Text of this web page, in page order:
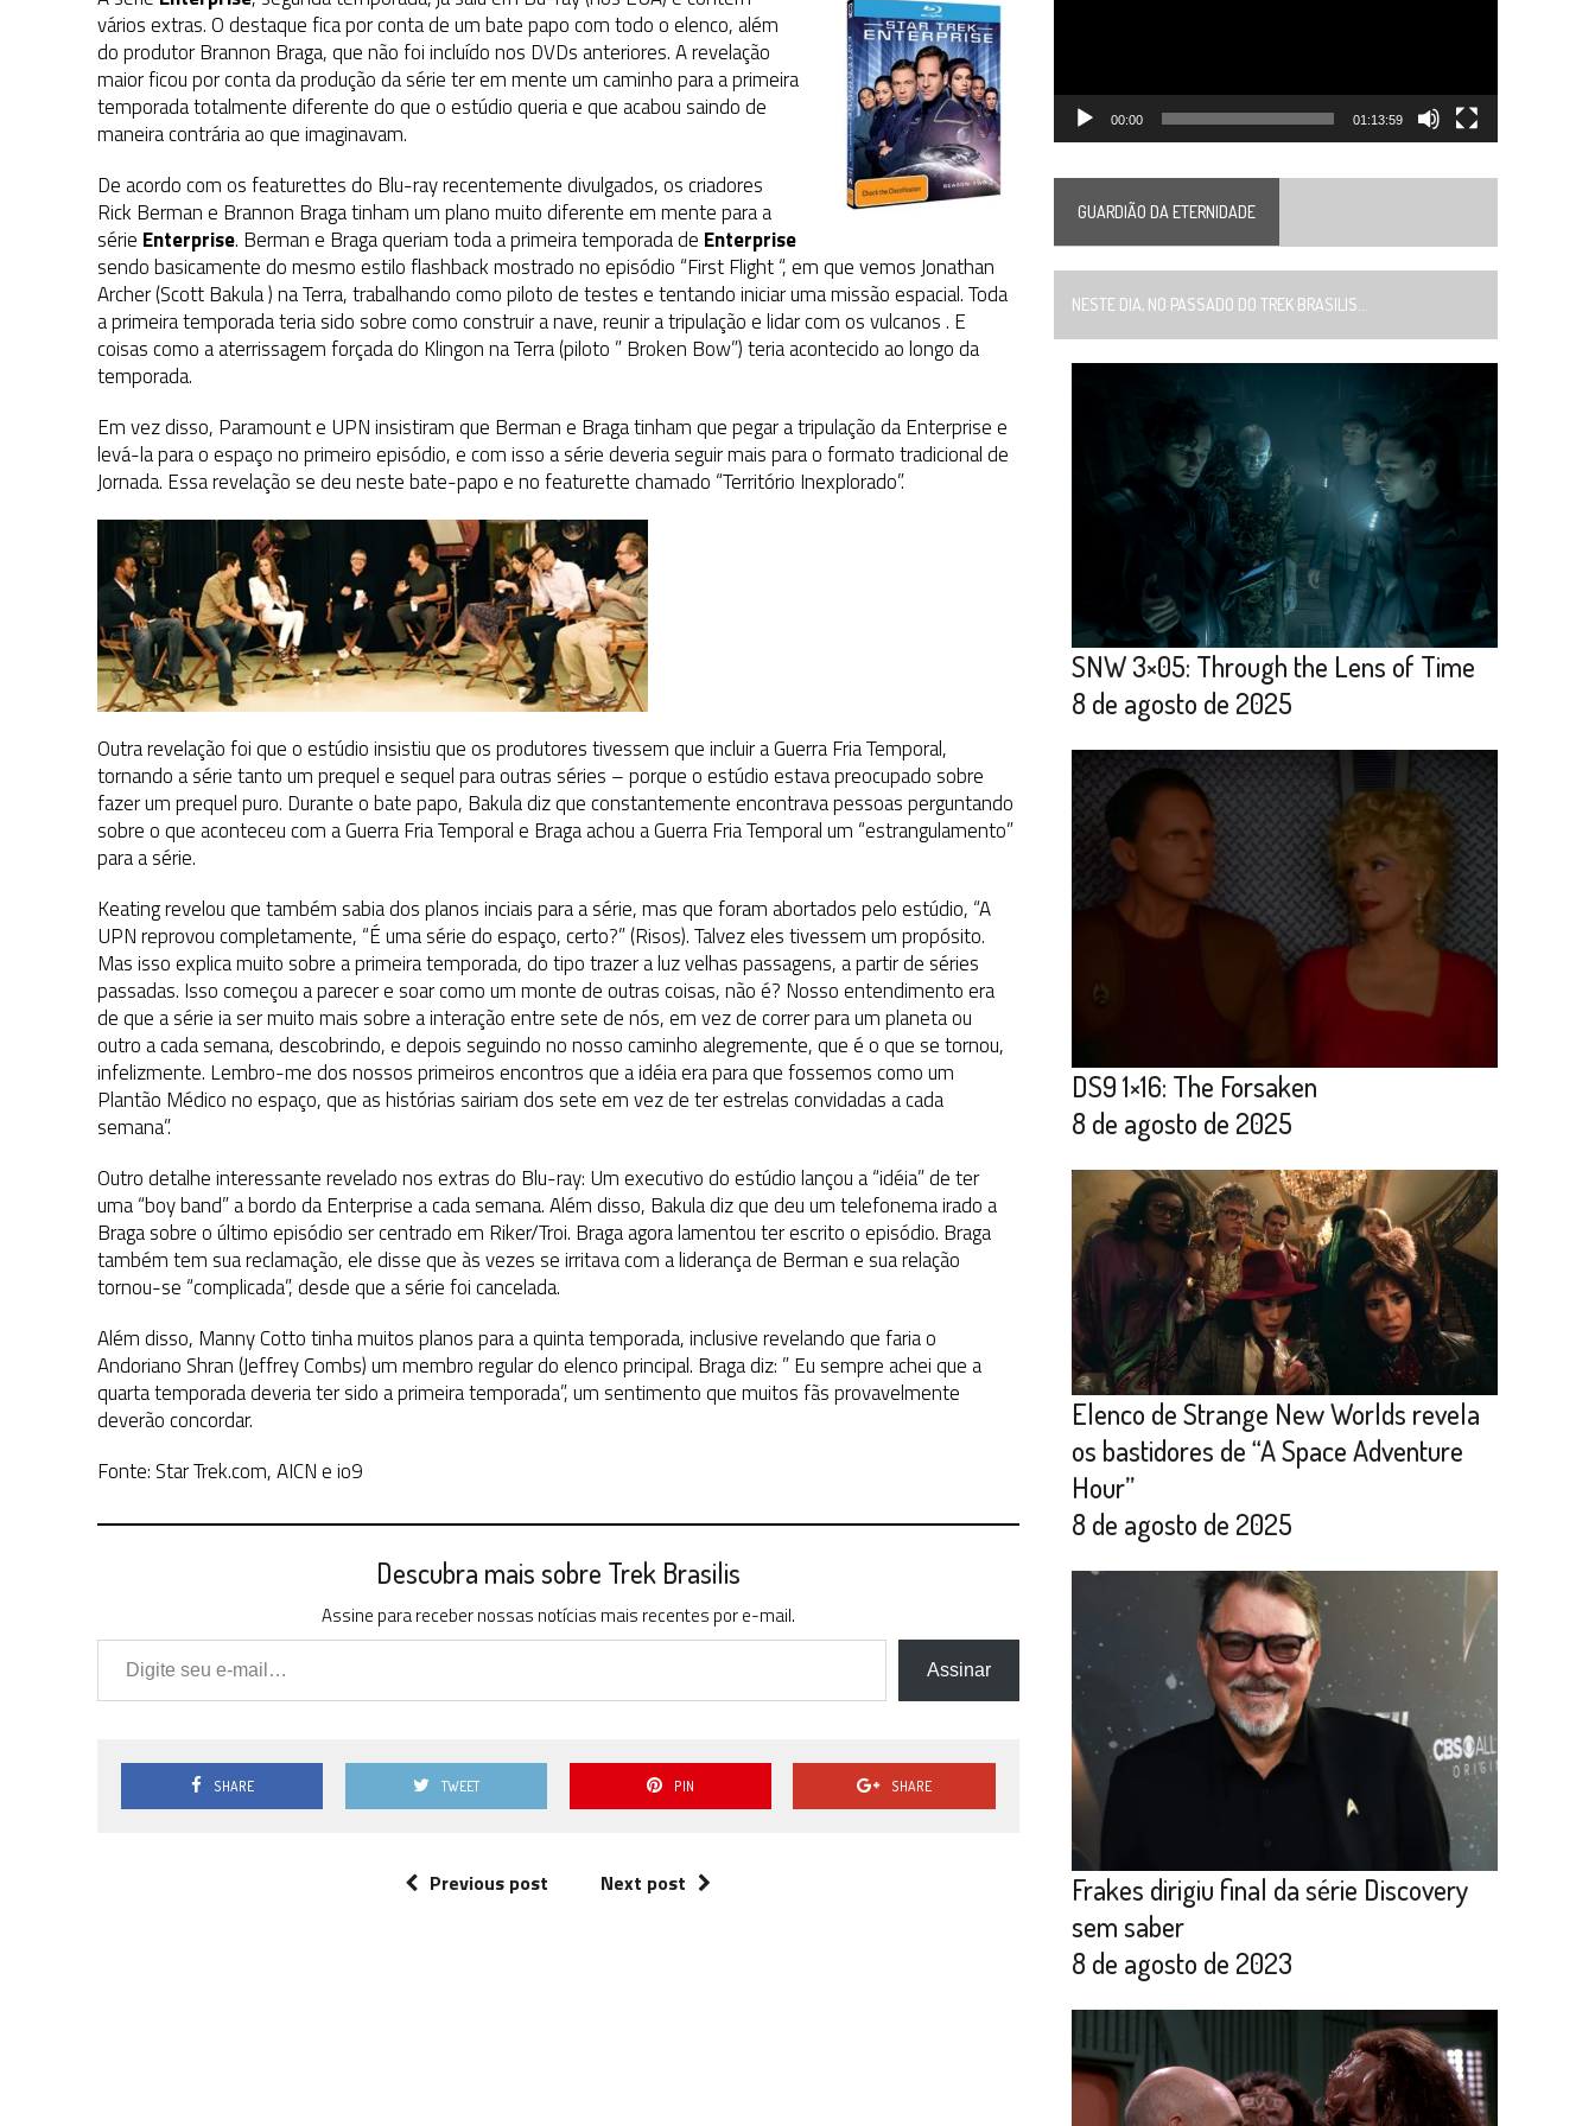
1 DE AGOSTO DE 2026 | ELENCO DE STRANGE NEW WORLDS ENCARA O FIM DE UMA ERA NA SDCC
31 DE JULHO DE 2026 | GRANDES JORNADAS | QUATRO EPISÓDIOS DE STAR TREKSOBRE DIFERENTES PONTOS DE VISTA
7 DE AGOSTO DE 2026 | GRANDES JORNADAS | SEIS EPISÓDIOS DE STAR TREK SOBRE PATERNIDADE
vários extras. O destaque fica por conta de um bate papo com todo o elenco, além
do produtor Brannon Braga, que não foi incluído nos DVDs anteriores. A revelação
maior ficou por conta da produção da série ter em mente um caminho para a primeira
temporada totalmente diferente do que o estúdio queria e que acabou saindo de
maneira contrária ao que imaginavam.
De acordo com os featurettes do Blu-ray recentemente divulgados, os criadores
Rick Berman e Brannon Braga tinham um plano muito diferente em mente para a
série Enterprise. Berman e Braga queriam toda a primeira temporada de Enterprise
sendo basicamente do mesmo estilo flashback mostrado no episódio “First Flight “, em que vemos Jonathan
Archer (Scott Bakula ) na Terra, trabalhando como piloto de testes e tentando iniciar uma missão espacial. Toda
a primeira temporada teria sido sobre como construir a nave, reunir a tripulação e lidar com os vulcanos . E
coisas como a aterrissagem forçada do Klingon na Terra (piloto ” Broken Bow”) teria acontecido ao longo da
temporada.
Em vez disso, Paramount e UPN insistiram que Berman e Braga tinham que pegar a tripulação da Enterprise e
levá-la para o espaço no primeiro episódio, e com isso a série deveria seguir mais para o formato tradicional de
Jornada. Essa revelação se deu neste bate-papo e no featurette chamado “Território Inexplorado”.
Outra revelação foi que o estúdio insistiu que os produtores tivessem que incluir a Guerra Fria Temporal,
tornando a série tanto um prequel e sequel para outras séries – porque o estúdio estava preocupado sobre
fazer um prequel puro. Durante o bate papo, Bakula diz que constantemente encontrava pessoas perguntando
sobre o que aconteceu com a Guerra Fria Temporal e Braga achou a Guerra Fria Temporal um “estrangulamento”
para a série.
Keating revelou que também sabia dos planos inciais para a série, mas que foram abortados pelo estúdio, “A
UPN reprovou completamente, “É uma série do espaço, certo?” (Risos). Talvez eles tivessem um propósito.
Mas isso explica muito sobre a primeira temporada, do tipo trazer a luz velhas passagens, a partir de séries
passadas. Isso começou a parecer e soar como um monte de outras coisas, não é? Nosso entendimento era
de que a série ia ser muito mais sobre a interação entre sete de nós, em vez de correr para um planeta ou
outro a cada semana, descobrindo, e depois seguindo no nosso caminho alegremente, que é o que se tornou,
infelizmente. Lembro-me dos nossos primeiros encontros que a idéia era para que fossemos como um
Plantão Médico no espaço, que as histórias sairiam dos sete em vez de ter estrelas convidadas a cada
semana”.
Outro detalhe interessante revelado nos extras do Blu-ray: Um executivo do estúdio lançou a “idéia” de ter
uma “boy band” a bordo da Enterprise a cada semana. Além disso, Bakula diz que deu um telefonema irado a
Braga sobre o último episódio ser centrado em Riker/Troi. Braga agora lamentou ter escrito o episódio. Braga
também tem sua reclamação, ele disse que às vezes se irritava com a liderança de Berman e sua relação
tornou-se “complicada”, desde que a série foi cancelada.
Além disso, Manny Cotto tinha muitos planos para a quinta temporada, inclusive revelando que faria o
Andoriano Shran (Jeffrey Combs) um membro regular do elenco principal. Braga diz: ” Eu sempre achei que a
quarta temporada deveria ter sido a primeira temporada”, um sentimento que muitos fãs provavelmente
deverão concordar.
Fonte: Star Trek.com, AICN e io9
Descubra mais sobre Trek Brasilis
Assine para receber nossas notícias mais recentes por e-mail.
Digite seu e-mail…
Assinar
SHARE TWEET PIN SHARE
Previous post Next post
00:00 01:13:59
GUARDIÃO DA ETERNIDADE
NESTE DIA, NO PASSADO DO TREK BRASILIS...
SNW 3×05: Through the Lens of Time
8 de agosto de 2025
DS9 1×16: The Forsaken
8 de agosto de 2025
Elenco de Strange New Worlds revela
os bastidores de “A Space Adventure
Hour”
8 de agosto de 2025
Frakes dirigiu final da série Discovery
sem saber
8 de agosto de 2023